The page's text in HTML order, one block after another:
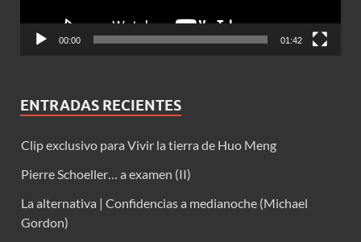
00:00 01:42
ENTRADAS RECIENTES
Clip exclusivo para Vivir la tierra de Huo Meng
Pierre Schoeller… a examen (II)
La alternativa | Confidencias a medianoche (Michael
Gordon)